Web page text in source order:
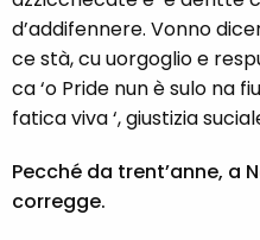
d’addifennere. Vonno
ce stà, cu uorgoglio e
ca ‘o Pride nun è sulo na
fatica viva ‘, giustizia
Pecché da trent’anne, a
corregge.